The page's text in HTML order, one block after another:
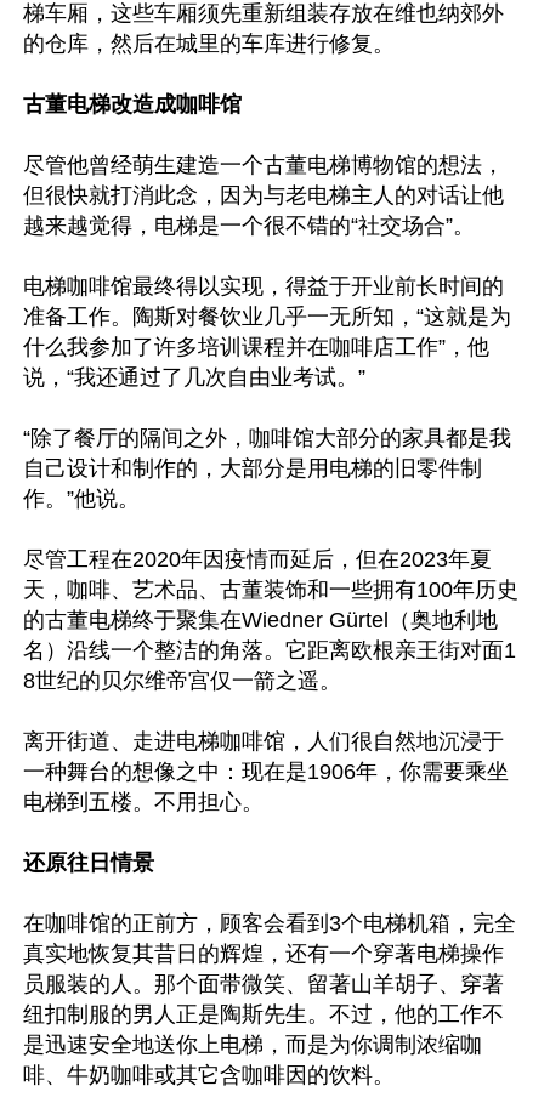
梯车厢，这些车厢须先重新组装存放在维也纳郊外
的仓库，然后在城里的车库进行修复。
古董电梯改造成咖啡馆
尽管他曾经萌生建造一个古董电梯博物馆的想法，
但很快就打消此念，因为与老电梯主人的对话让他
越来越觉得，电梯是一个很不错的“社交场合”。
电梯咖啡馆最终得以实现，得益于开业前长时间的
准备工作。陶斯对餐饮业几乎一无所知，“这就是为
什么我参加了许多培训课程并在咖啡店工作”，他
说，“我还通过了几次自由业考试。”
“除了餐厅的隔间之外，咖啡馆大部分的家具都是我
自己设计和制作的，大部分是用电梯的旧零件制
作。”他说。
尽管工程在2020年因疫情而延后，但在2023年夏
天，咖啡、艺术品、古董装饰和一些拥有100年历史
的古董电梯终于聚集在Wiedner Gürtel（奥地利地
名）沿线一个整洁的角落。它距离欧根亲王街对面1
8世纪的贝尔维帝宫仅一箭之遥。
离开街道、走进电梯咖啡馆，人们很自然地沉浸于
一种舞台的想像之中：现在是1906年，你需要乘坐
电梯到五楼。不用担心。
还原往日情景
在咖啡馆的正前方，顾客会看到3个电梯机箱，完全
真实地恢复其昔日的辉煌，还有一个穿著电梯操作
员服装的人。那个面带微笑、留著山羊胡子、穿著
纽扣制服的男人正是陶斯先生。不过，他的工作不
是迅速安全地送你上电梯，而是为你调制浓缩咖
啡、牛奶咖啡或其它含咖啡因的饮料。